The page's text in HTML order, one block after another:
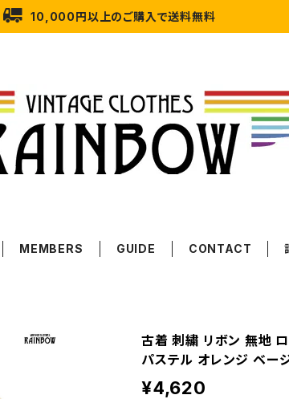
10,000円以上のご購入で送料無料
MEMBERS GUIDE CONTACT
古着 刺繍 リボン 無地
パステル オレンジ ベ
¥4,620